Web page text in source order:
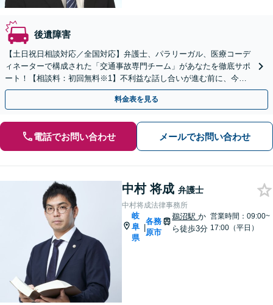
後遺障害
【土日祝日相談対応／全国対応】弁護士、パラリーガル、医療コーデ
ィネーターで構成された「交通事故専門チーム」があなたを徹底サポ
ート！【相談料：初回無料※1】不利益な話し合いが進む前に、今す
ぐ相談！
料金表を見る
電話でお問い合わせ メールでお問い合わせ
中村 将成 弁護士
中村将成法律事務所
岐
阜
県
|
各務
原市
鵜沼駅か
ら徒歩3分
営業時間：09:00~
17:00（平日）